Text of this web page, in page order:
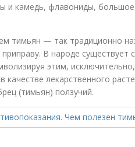
и камедь, флавониды,
тимьян — так традиционно
В народе существует
этим,
лекарственного
(тимьян) ползучий.